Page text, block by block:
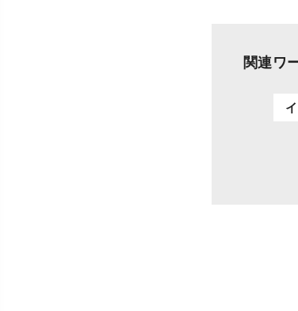
関連ワ